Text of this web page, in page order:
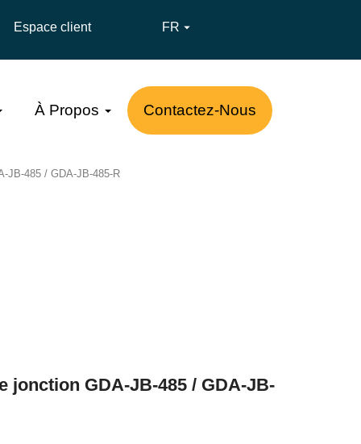
Espace client FR 
À Propos Contactez-Nous
JB-485 / GDA-JB-485-R
jonction GDA-JB-485 / GDA-JB-